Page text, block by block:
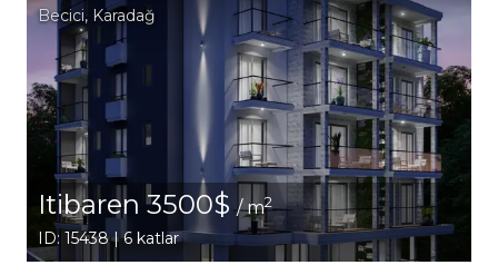
Becici, Karadağ
Itibaren 3500$/ m2
ID: 15438 | 6 katlar